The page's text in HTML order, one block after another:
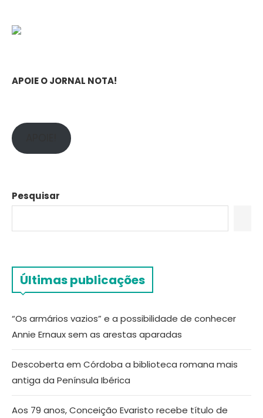
APOIE O JORNAL NOTA!
Pesquisar
Últimas publicações
“Os armários vazios” e a possibilidade de conhecer
Annie Ernaux sem as arestas aparadas
Descoberta em Córdoba a biblioteca romana mais
antiga da Península Ibérica
Aos 79 anos, Conceição Evaristo recebe título de